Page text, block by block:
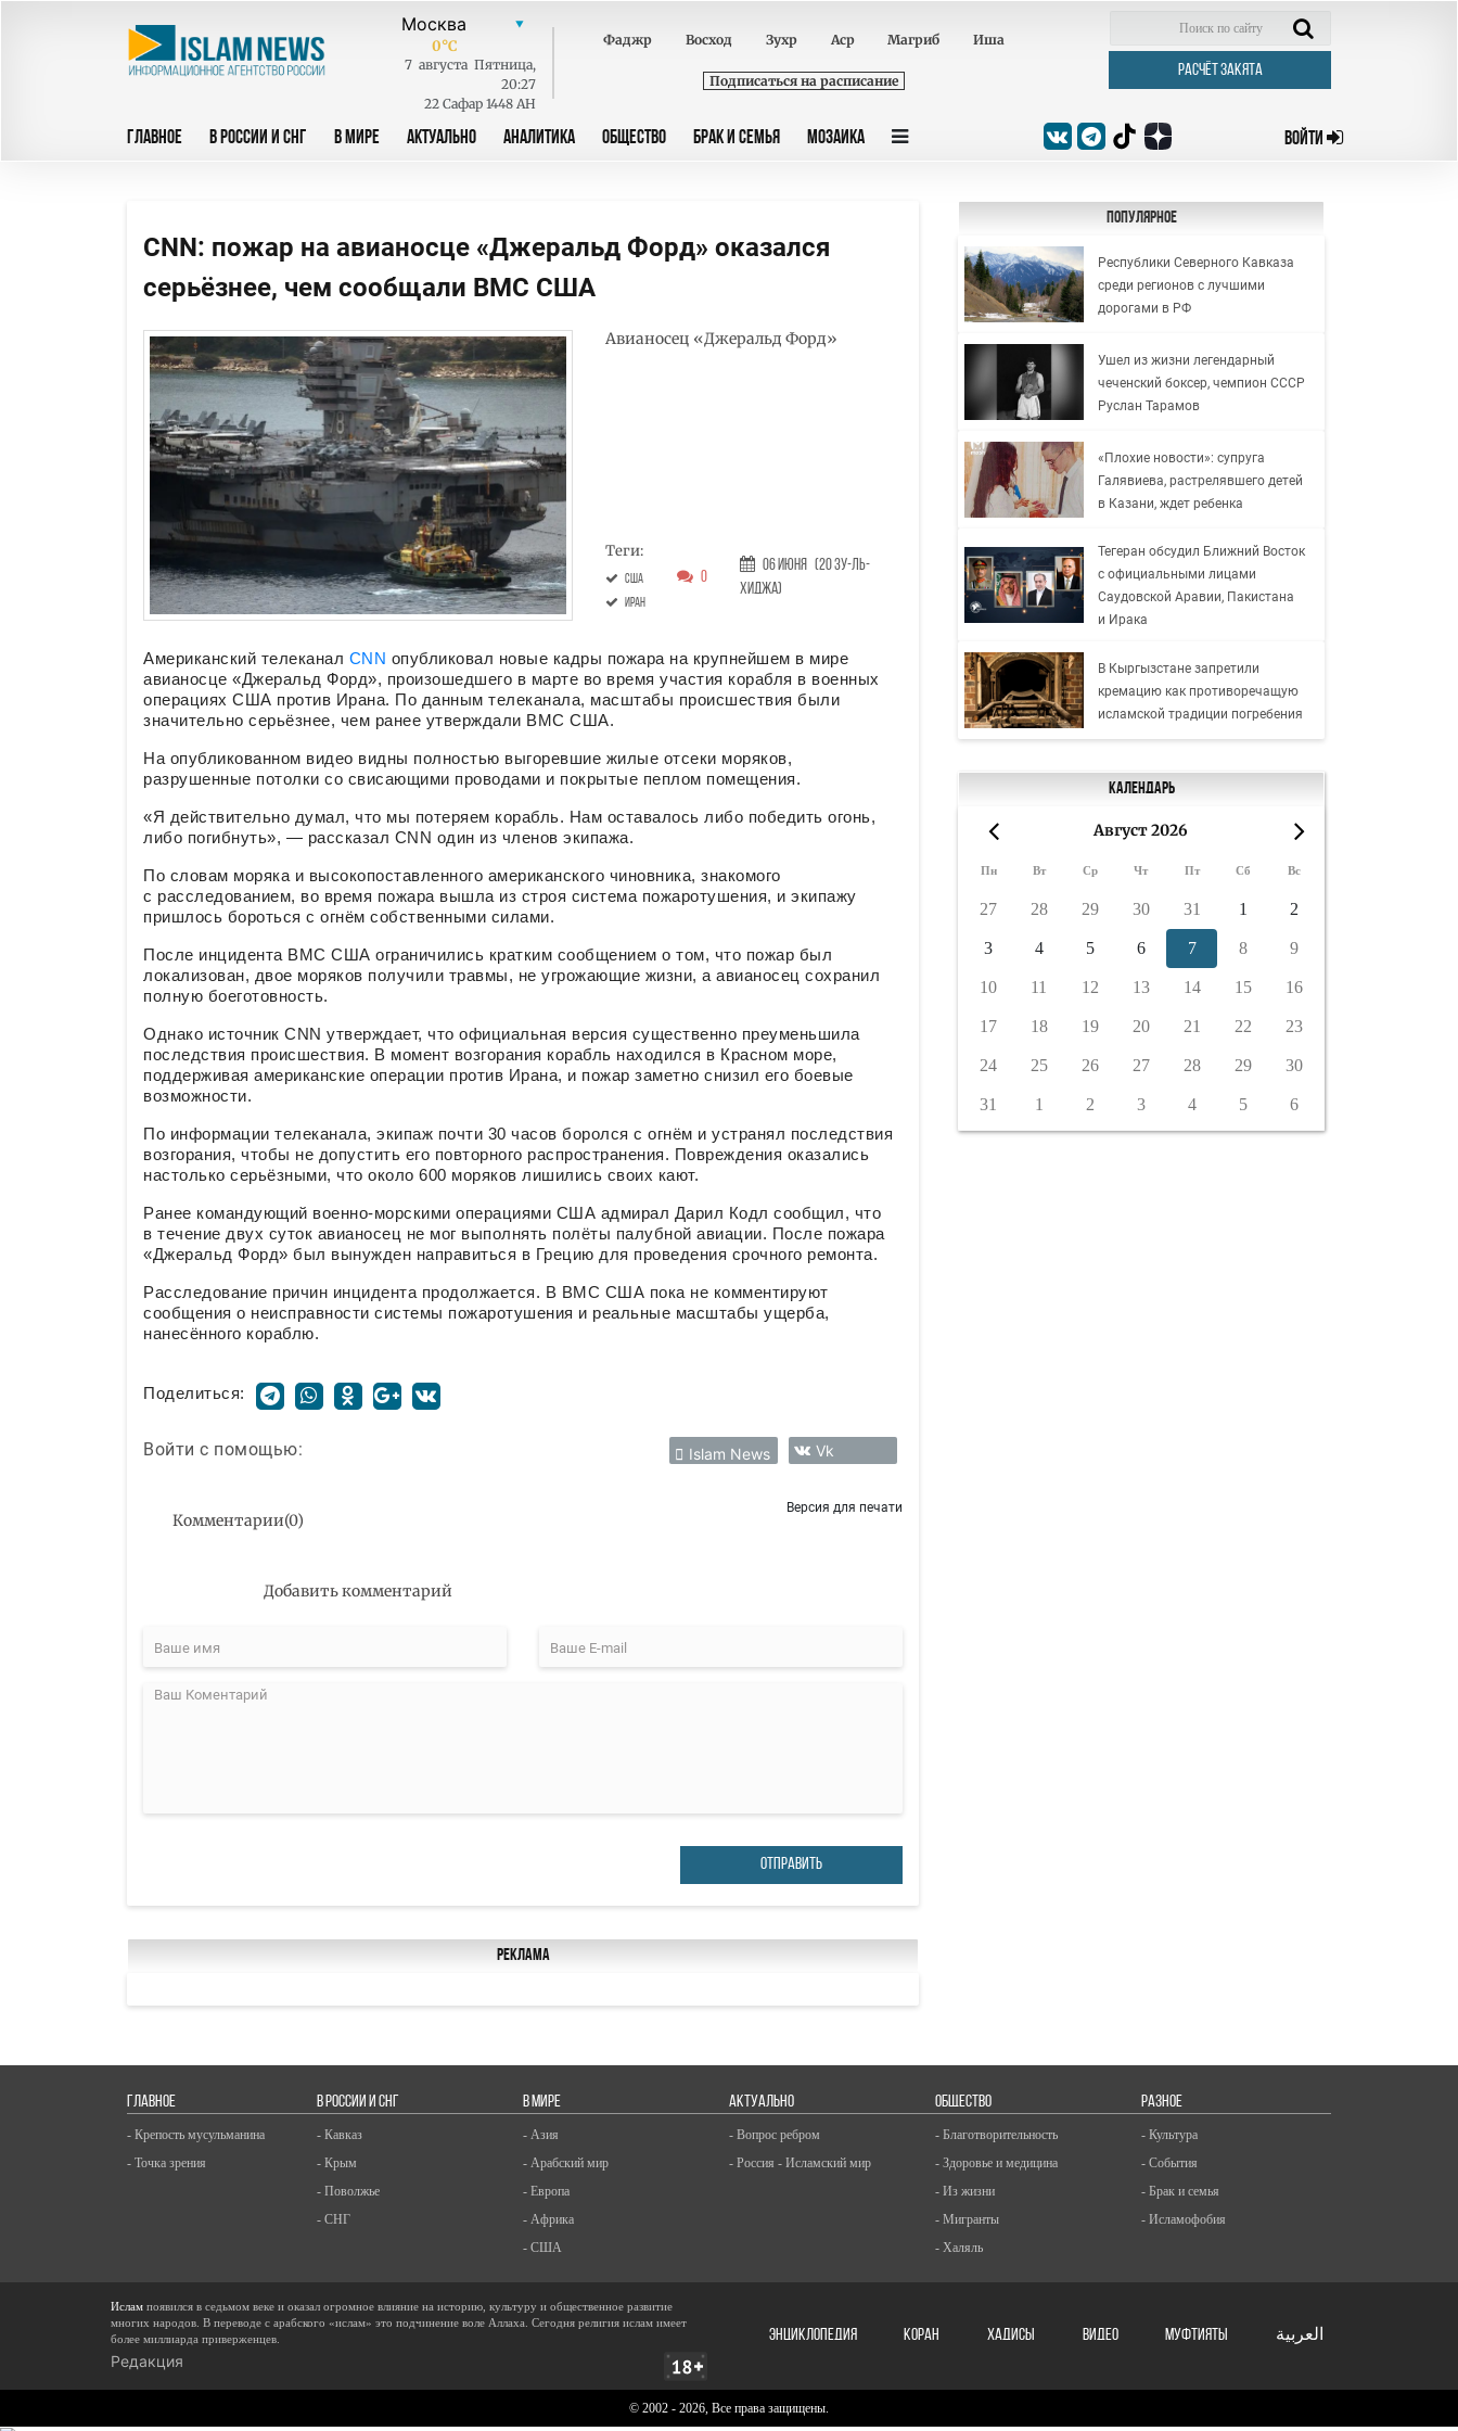
0°C
7 августа Пятница,
20:27
22 Сафар 1448 AH
Фаджр Восход Зухр Аср Магриб Иша
Подписаться на расписание
РАСЧЁТ ЗАКЯТА
ГЛАВНОЕ В РОССИИ И СНГ В МИРЕ АКТУАЛЬНО АНАЛИТИКА ОБЩЕСТВО БРАК И СЕМЬЯ МОЗАИКА ВОЙТИ
CNN: пожар на авианосце «Джеральд Форд» оказался
серьёзнее, чем сообщали ВМС США
Авианосец «Джеральд Форд»
Теги:
США
Иран
0
06 Июня (20 Зу-ль-
хиджа)
Американский телеканал CNN опубликовал новые кадры пожара на крупнейшем в мире
авианосце «Джеральд Форд», произошедшего в марте во время участия корабля в военных
операциях США против Ирана. По данным телеканала, масштабы происшествия были
значительно серьёзнее, чем ранее утверждали ВМС США.
На опубликованном видео видны полностью выгоревшие жилые отсеки моряков,
разрушенные потолки со свисающими проводами и покрытые пеплом помещения.
«Я действительно думал, что мы потеряем корабль. Нам оставалось либо победить огонь,
либо погибнуть», — рассказал CNN один из членов экипажа.
По словам моряка и высокопоставленного американского чиновника, знакомого
с расследованием, во время пожара вышла из строя система пожаротушения, и экипажу
пришлось бороться с огнём собственными силами.
После инцидента ВМС США ограничились кратким сообщением о том, что пожар был
локализован, двое моряков получили травмы, не угрожающие жизни, а авианосец сохранил
полную боеготовность.
Однако источник CNN утверждает, что официальная версия существенно преуменьшила
последствия происшествия. В момент возгорания корабль находился в Красном море,
поддерживая американские операции против Ирана, и пожар заметно снизил его боевые
возможности.
По информации телеканала, экипаж почти 30 часов боролся с огнём и устранял последствия
возгорания, чтобы не допустить его повторного распространения. Повреждения оказались
настолько серьёзными, что около 600 моряков лишились своих кают.
Ранее командующий военно-морскими операциями США адмирал Дарил Кодл сообщил, что
в течение двух суток авианосец не мог выполнять полёты палубной авиации. После пожара
«Джеральд Форд» был вынужден направиться в Грецию для проведения срочного ремонта.
Расследование причин инцидента продолжается. В ВМС США пока не комментируют
сообщения о неисправности системы пожаротушения и реальные масштабы ущерба,
нанесённого кораблю.
Поделиться:
Войти с помощью: Islam News Vk
Комментарии(0)
Версия для печати
Добавить комментарий
ОТПРАВИТЬ
Реклама
Популярное
Республики Северного Кавказа
среди регионов с лучшими
дорогами в РФ
Ушел из жизни легендарный
чеченский боксер, чемпион СССР
Руслан Тарамов
«Плохие новости»: супруга
Галявиева, растрелявшего детей
в Казани, ждет ребенка
Тегеран обсудил Ближний Восток
с официальными лицами
Саудовской Аравии, Пакистана
и Ирака
В Кыргызстане запретили
кремацию как противоречащую
исламской традиции погребения
Календарь
Август 2026
Пн Вт Ср Чт Пт Сб Вс
27 28 29 30 31 1 2
3 4 5 6 7 8 9
10 11 12 13 14 15 16
17 18 19 20 21 22 23
24 25 26 27 28 29 30
31 1 2 3 4 5 6
ГЛАВНОЕ
- Крепость мусульманина
- Точка зрения
В РОССИИ И СНГ
- Кавказ
- Крым
- Поволжье
- СНГ
В МИРЕ
- Азия
- Арабский мир
- Европа
- Африка
- США
АКТУАЛЬНО
- Вопрос ребром
- Россия - Исламский мир
ОБЩЕСТВО
- Благотворительность
- Здоровье и медицина
- Из жизни
- Мигранты
- Халяль
РАЗНОЕ
- Культура
- События
- Брак и семья
- Исламофобия
Ислам появился в седьмом веке и оказал огромное влияние на историю, культуру и общественное развитие
многих народов. В переводе с арабского «ислам» это подчинение воле Аллаха. Сегодня религия ислам имеет
более миллиарда приверженцев.
Редакция
ЭНЦИКЛОПЕДИЯ КОРАН ХАДИСЫ ВИДЕО Муфтияты العربية
© 2002 - 2026, Все права защищены.